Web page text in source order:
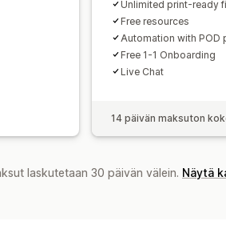
Unlimited print-ready
Free resources
Automation with POD
Free 1-1 Onboarding
Live Chat
14 päivän maksuton
laskutetaan 30 päivän välein. Näytä